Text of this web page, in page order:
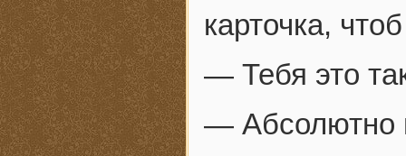
карточка,
— Тебя это
— Абсолютно